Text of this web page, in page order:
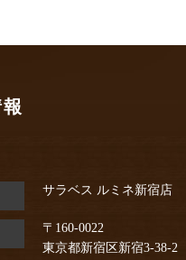
サラベス ルミネ新宿店
〒160-0022
東京都新宿区新宿3-38-2